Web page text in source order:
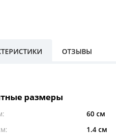
ОТЗЫВЫ
размеры
60 см
1.4 см